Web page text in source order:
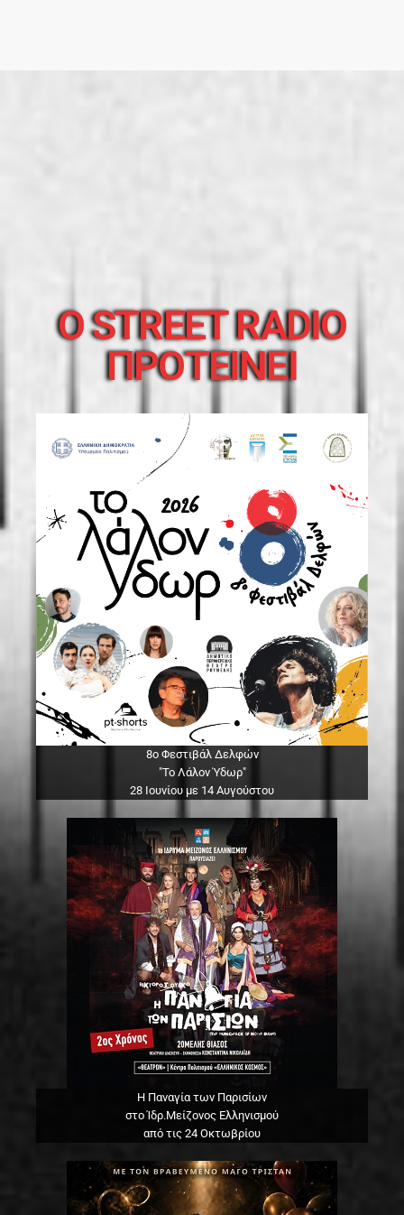
O STREET RADIO
ΠΡΟΤΕΙΝΕΙ
8ο Φεστιβάλ Δελφών
"Το Λάλον Ύδωρ"
28 Ιουνίου με 14 Αυγούστου
Η Παναγία των Παρισίων
στο Ίδρ.Μείζονος Ελληνισμού
από τις 24 Οκτωβρίου